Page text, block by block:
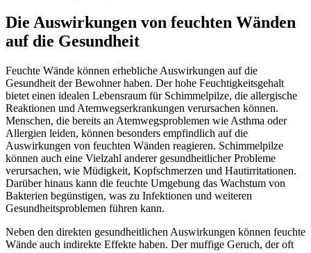
Die Auswirkungen von feuchten Wänden
auf die Gesundheit
Feuchte Wände können erhebliche Auswirkungen auf die
Gesundheit der Bewohner haben. Der hohe Feuchtigkeitsgehalt
bietet einen idealen Lebensraum für Schimmelpilze, die allergische
Reaktionen und Atemwegserkrankungen verursachen können.
Menschen, die bereits an Atemwegsproblemen wie Asthma oder
Allergien leiden, können besonders empfindlich auf die
Auswirkungen von feuchten Wänden reagieren. Schimmelpilze
können auch eine Vielzahl anderer gesundheitlicher Probleme
verursachen, wie Müdigkeit, Kopfschmerzen und Hautirritationen.
Darüber hinaus kann die feuchte Umgebung das Wachstum von
Bakterien begünstigen, was zu Infektionen und weiteren
Gesundheitsproblemen führen kann.
Neben den direkten gesundheitlichen Auswirkungen können feuchte
Wände auch indirekte Effekte haben. Der muffige Geruch, der oft